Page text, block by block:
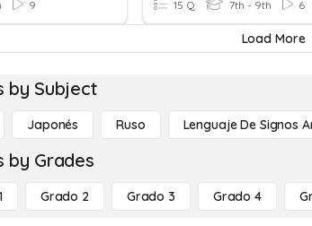
9 15 Q 7th - 9th 6
Load More
by Subject
Japonés Ruso Lenguaje De Signos
by Grades
Grado 2 Grado 3 Grado 4